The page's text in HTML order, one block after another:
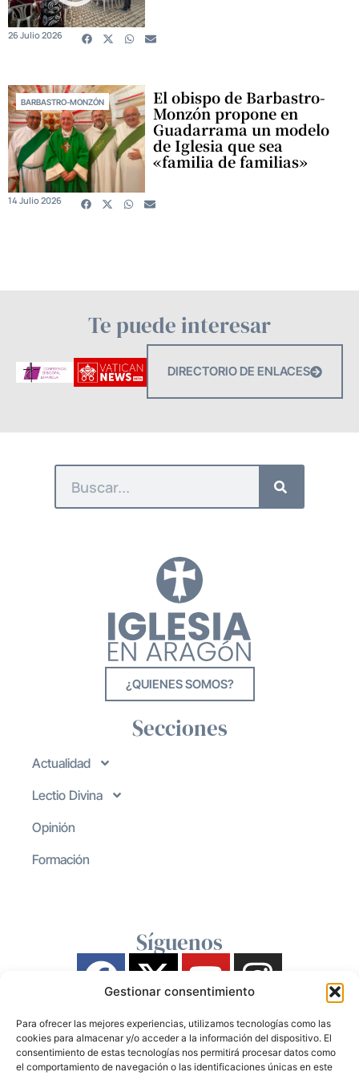
Gestionar consentimiento
Para ofrecer las mejores experiencias, utilizamos tecnologías como las
cookies para almacenar y/o acceder a la información del dispositivo. El
consentimiento de estas tecnologías nos permitirá procesar datos como
el comportamiento de navegación o las identificaciones únicas en este
26 Julio 2026
BARBASTRO-MONZÓN El obispo de Barbastro-
Monzón propone en
Guadarrama un modelo
de Iglesia que sea
«familia de familias»
14 Julio 2026
Te puede interesar
DIRECTORIO DE ENLACES
¿QUIENES SOMOS?
Secciones
Actualidad
Lectio Divina
Opinión
Formación
Síguenos